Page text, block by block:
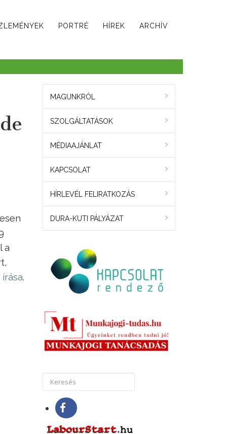
PORTRÉ HÍREK ARCHÍV
a
.
MAGUNKRÓL
SZOLGÁLTATÁSOK
MÉDIAAJÁNLAT
KAPCSOLAT
HÍRLEVÉL FELIRATKOZÁS
DURA-KUTI PÁLYÁZAT